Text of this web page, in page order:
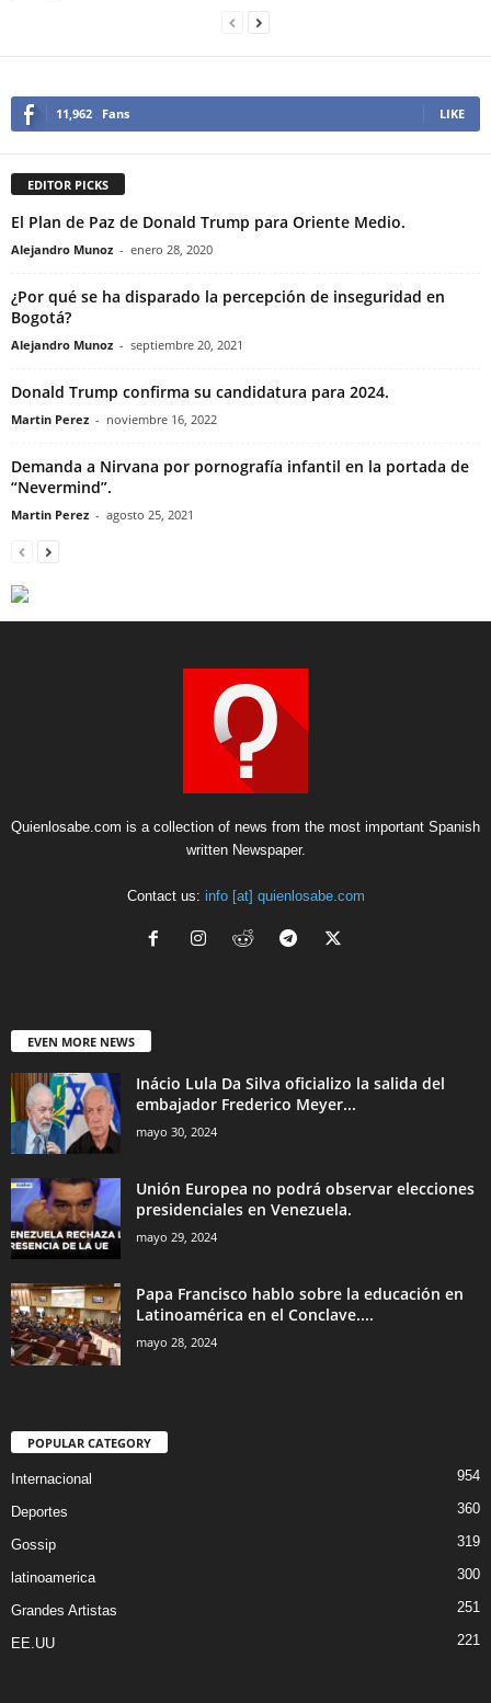
11,962 Fans LIKE
EDITOR PICKS
El Plan de Paz de Donald Trump para Oriente Medio.
Alejandro Munoz - enero 28, 2020
¿Por qué se ha disparado la percepción de inseguridad en
Bogotá?
Alejandro Munoz - septiembre 20, 2021
Donald Trump confirma su candidatura para 2024.
Martin Perez - noviembre 16, 2022
Demanda a Nirvana por pornografía infantil en la portada de
“Nevermind”.
Martin Perez - agosto 25, 2021
Quienlosabe.com is a collection of news from the most important Spanish
written Newspaper.
Contact us: info [at] quienlosabe.com
EVEN MORE NEWS
Inácio Lula Da Silva oficializo la salida del
embajador Frederico Meyer...
mayo 30, 2024
Unión Europea no podrá observar elecciones
presidenciales en Venezuela.
mayo 29, 2024
Papa Francisco hablo sobre la educación en
Latinoamérica en el Conclave....
mayo 28, 2024
POPULAR CATEGORY
Internacional 954
Deportes 360
Gossip 319
latinoamerica 300
Grandes Artistas 251
EE.UU 221